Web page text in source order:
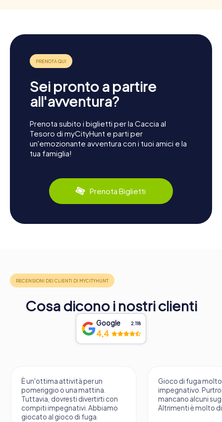
Sei pronto a partire
all'avventura?
Prenota subito i biglietti per la Caccia al
Tesoro di myCityHunt e parti per
un'emozionante avventura con i tuoi amici e la
tua famiglia!
Prenota Biglietti
Cosa dicono i nostri clienti
Google 2.118
4,4
È un'ottima attività per un
pomeriggio o una mattina.
Tuttavia, dovresti divertirti con
compiti impegnativi. Abbiamo
giocato al gioco di fuga.
Gioco di fuga molto
impegnativo.
mancano alcuni
Altrimenti è molto